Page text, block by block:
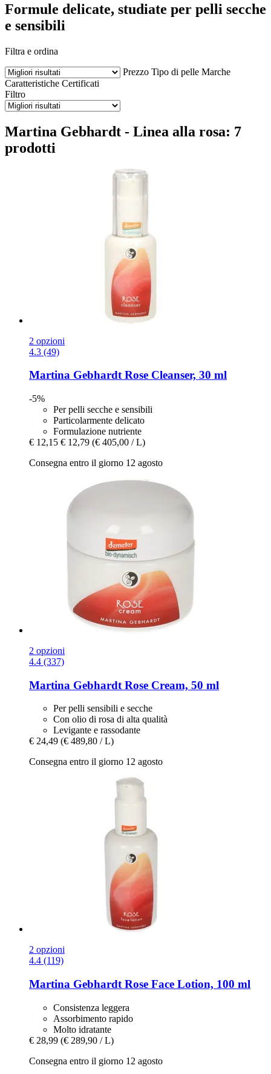
Formule delicate, studiate per pelli secche
e sensibili
Filtra e ordina
Prezzo Tipo di pelle Marche
Caratteristiche Certificati
Filtro
Martina Gebhardt - Linea alla rosa: 7
prodotti
2 opzioni
4.3 (49)
Martina GebhardtRose Cleanser, 30 ml
-5%
Per pelli secche e sensibili
Particolarmente delicato
Formulazione nutriente
€ 12,15 € 12,79 (€ 405,00 / L)
Consegna entro il giorno 12 agosto
2 opzioni
4.4 (337)
Martina Gebhardt Rose Cream, 50 ml
Per pelli sensibili e secche
Con olio di rosa di alta qualità
Levigante e rassodante
€ 24,49 (€ 489,80 / L)
Consegna entro il giorno 12 agosto
2 opzioni
4.4 (119)
Martina Gebhardt Rose Face Lotion, 100 ml
Consistenza leggera
Assorbimento rapido
Molto idratante
€ 28,99 (€ 289,90 / L)
Consegna entro il giorno 12 agosto